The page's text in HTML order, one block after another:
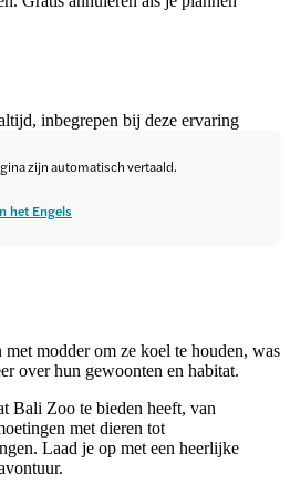
inbegrepen bij deze ervaring
zijn automatisch vertaald.
het Engels
modder om ze koel te houden, was
over hun gewoonten en habitat.
Bali Zoo te bieden heeft, van
met dieren tot
Laad je op met een heerlijke